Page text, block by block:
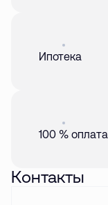
Ипотека
100 % оплата
Контакты